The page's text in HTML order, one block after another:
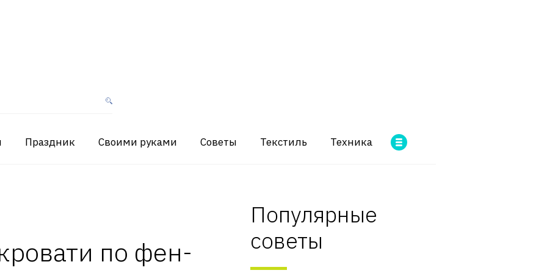
Праздник Своими руками Советы Текстиль Техника
по фен-
Популярные
советы